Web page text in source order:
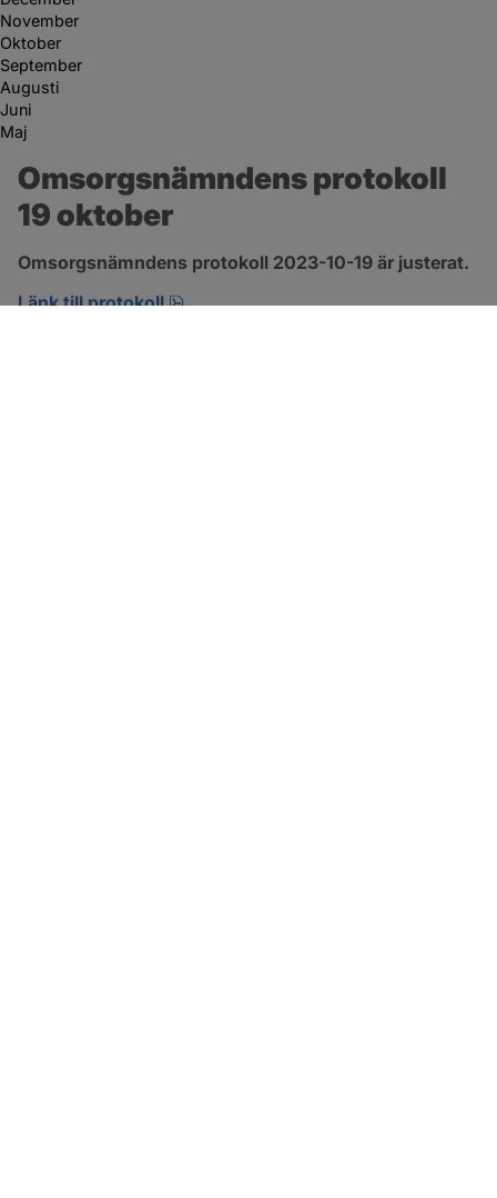
November
Oktober
September
Augusti
Juni
Maj
Omsorgsnämndens protokoll
19 oktober
Omsorgsnämndens protokoll 2023-10-19 är justerat.
Länk till protokoll
pdf, 360.6 kB, öppnas i nytt fönster.